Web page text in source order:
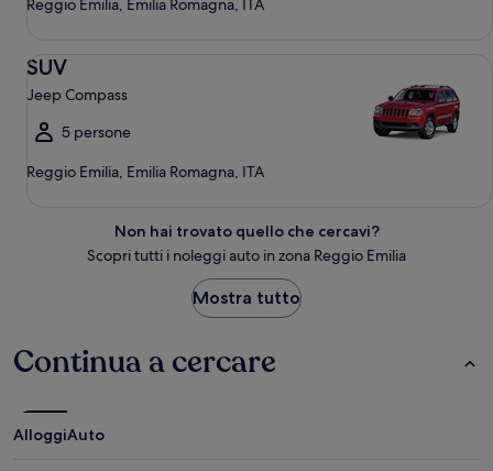
Reggio Emilia, Emilia Romagna, ITA
SUV
Jeep Compass
5 persone
Reggio Emilia, Emilia Romagna, ITA
Non hai trovato quello che cercavi?
Scopri tutti i noleggi auto in zona Reggio Emilia
Mostra tutto
Continua a cercare
AlloggiAuto